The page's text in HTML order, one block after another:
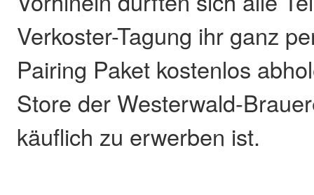
Verkoster-Tagung ihr ganz
Pairing Paket kostenlos
Store der Westerwald-
käuflich zu erwerben ist.